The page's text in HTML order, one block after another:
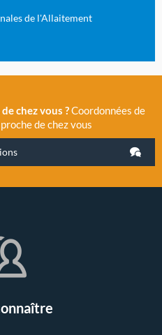
de l'Allaitement
de l’Allaitement, un
par LLL France.
chez vous ?Coordonnées de
de chez vous